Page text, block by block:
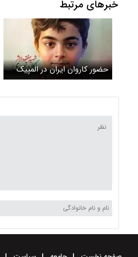
خبرهای مرتبط
حضور کاروان ایران در المپیک
نوجوانان با نام «ماکان نصیری»